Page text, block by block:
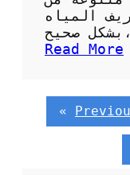
المياه
Read More
«